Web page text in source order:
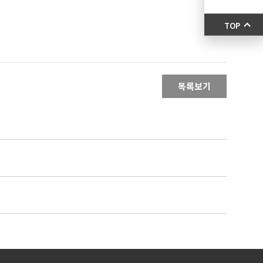
목록보기
TOP